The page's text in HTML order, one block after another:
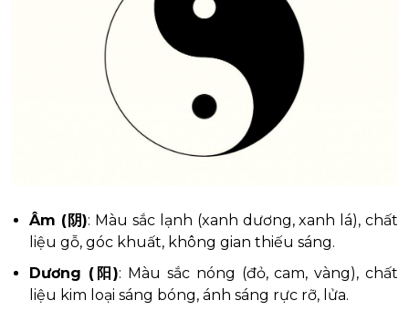
Âm (阴): Màu sắc lạnh (xanh dương, xanh lá), chất
liệu gỗ, góc khuất, không gian thiếu sáng.
Dương (阳): Màu sắc nóng (đỏ, cam, vàng), chất
liệu kim loại sáng bóng, ánh sáng rực rỡ, lửa.